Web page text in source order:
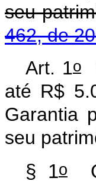
seu
462, de
Art. 1o
até R$
Garantia
seu
§ 1oO